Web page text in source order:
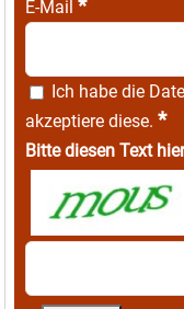
E-Mail *
Ich habe die
akzeptiere diese. *
Bitte diesen Text